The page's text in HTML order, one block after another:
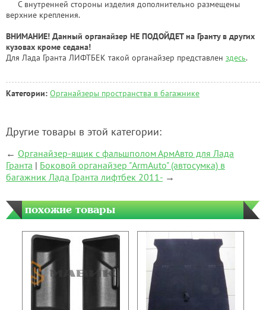
С внутренней стороны изделия дополнительно размещены
верхние крепления.
ВНИМАНИЕ! Данный органайзер НЕ ПОДОЙДЕТ на Гранту в других
кузовах кроме седана!
Для Лада Гранта ЛИФТБЕК такой органайзер представлен здесь.
Категории: Органайзеры пространства в багажнике
Другие товары в этой категории:
← Органайзер-ящик с фальшполом АрмАвто для Лада
Гранта | Боковой органайзер "ArmAuto" (автосумка) в
багажник Лада Гранта лифтбек 2011- →
похожие товары